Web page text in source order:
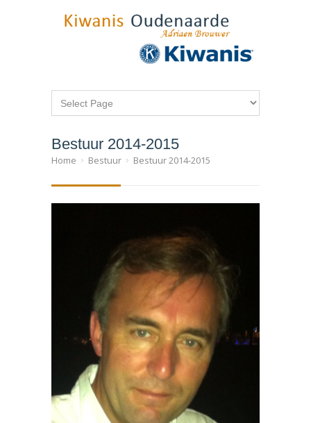
Bestuur 2014-2015
Home Bestuur Bestuur 2014-2015